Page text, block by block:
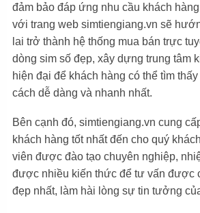
đảm bảo đáp ứng nhu cầu khách
với trang web simtiengiang.vn sẽ
lai trở thành hệ thống mua bán trực
dòng sim số đẹp, xây dựng trung tâm
hiện đại để khách hàng có thể tìm
cách dễ dàng và nhanh nhất.
Bên cạnh đó, simtiengiang.vn cung
khách hàng tốt nhất đến cho quý
viên được đào tạo chuyên nghiệp,
được nhiều kiến thức để tư vấn được
đẹp nhất, làm hài lòng sự tin tưởng